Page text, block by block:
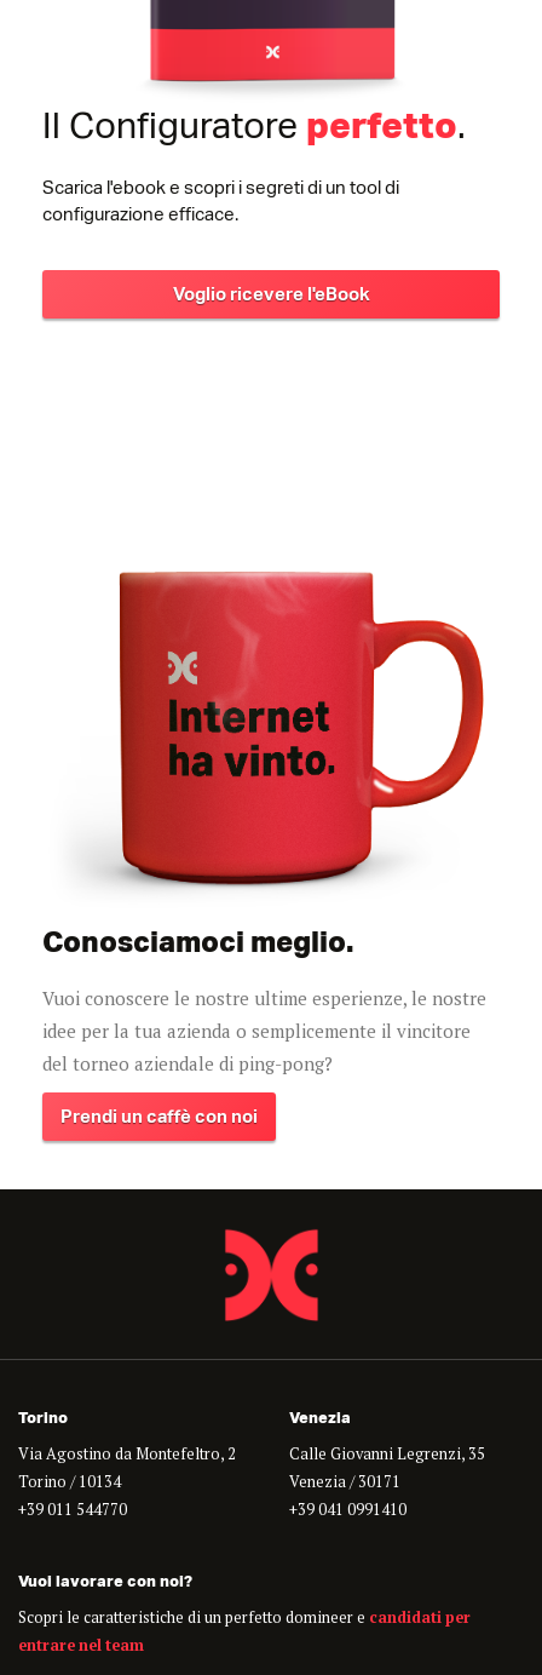
Il Configuratore perfetto.
Scarica l'ebook e scopri i segreti di un tool di
configurazione efficace.
Voglio ricevere l'eBook
Conosciamoci meglio.
Vuoi conoscere le nostre ultime esperienze, le nostre
idee per la tua azienda o semplicemente il vincitore
del torneo aziendale di ping-pong?
Prendi un caffè con noi
Torino
Via Agostino da Montefeltro, 2
Torino / 10134
+39 011 544770
Venezia
Calle Giovanni Legrenzi, 35
Venezia / 30171
+39 041 0991410
Vuoi lavorare con noi?
Scopri le caratteristiche di un perfetto domineer e candidati per
entrare nel team